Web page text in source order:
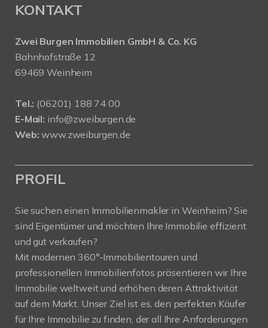
KONTAKT
Zwei Burgen Immobilien GmbH & Co. KG
Bahnhofstraße 12
69469 Weinheim
Tel.: (06201) 188 74 00
E-Mail: info@zweiburgen.de
Web: www.zweiburgen.de
PROFIL
Sie suchen einen Immobilienmakler in Weinheim? Sie
sind Eigentümer und möchten Ihre Immobilie effizient
und gut verkaufen?
Mit modernen 360°-Immobilientouren und
professionellen Immobilienfotos präsentieren wir Ihre
Immobilie weltweit und erhöhen deren Attraktivität
auf dem Markt. Unser Ziel ist es, den perfekten Käufer
für Ihre Immobilie zu finden, der all Ihre Anforderungen